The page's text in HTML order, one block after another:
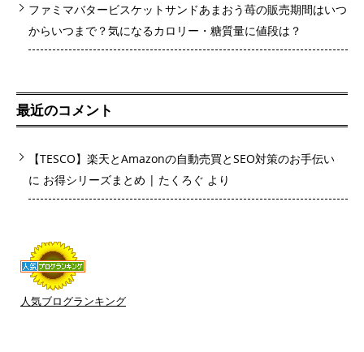
ファミマバタービスケットサンドあまおう苺の販売期間はいつ
からいつまで？気になるカロリー・糖質量に値段は？
最近のコメント
【TESCO】楽天とAmazonの自動売買とSEO対策のお手伝い
に お得シリーズまとめ | たくろぐ より
人気ブログランキング